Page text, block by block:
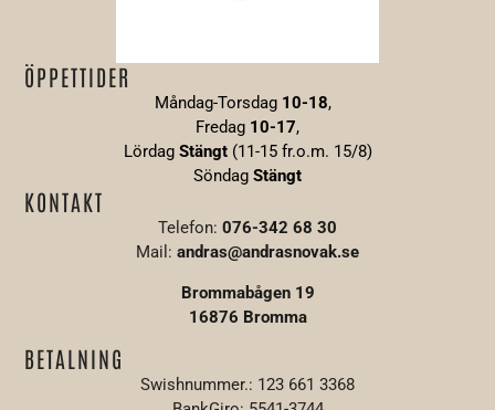
ÖPPETTIDER
Måndag-Torsdag 10-18,
Fredag 10-17,
Lördag Stängt (11-15 fr.o.m. 15/8)
Söndag Stängt
KONTAKT
Telefon: 076-342 68 30
Mail: andras@andrasnovak.se
Brommabågen 19
16876 Bromma
BETALNING
Swishnummer.: 123 661 3368